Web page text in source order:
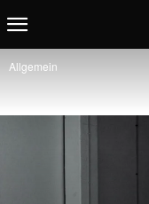
Allgemein